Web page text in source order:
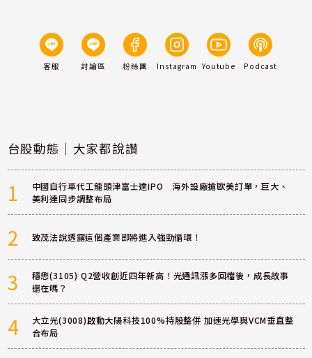
客服 討論區 粉絲團 Instagram Youtube Podcast
台股動態｜大家都說讚
1
中國自行車代工龍頭津富士達IPO 海外設廠搶歐美訂單，巨大、
美利達同步調整布局
2 致茂法說透露這個產業即將進入強勁循環！
3
穩懋(3105) Q2營收創近四年新高！光通訊漲多回檔後，成長故事
還在嗎？
4
大立光(3008)啟動大陽科技100%持股整併 加速光學與VCM垂直整
合布局